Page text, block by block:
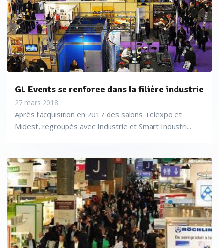
GL Events se renforce dans la filière industrie
27 mars 2018
Après l’acquisition en 2017 des salons Tolexpo et
Midest, regroupés avec Industrie et Smart Industri...